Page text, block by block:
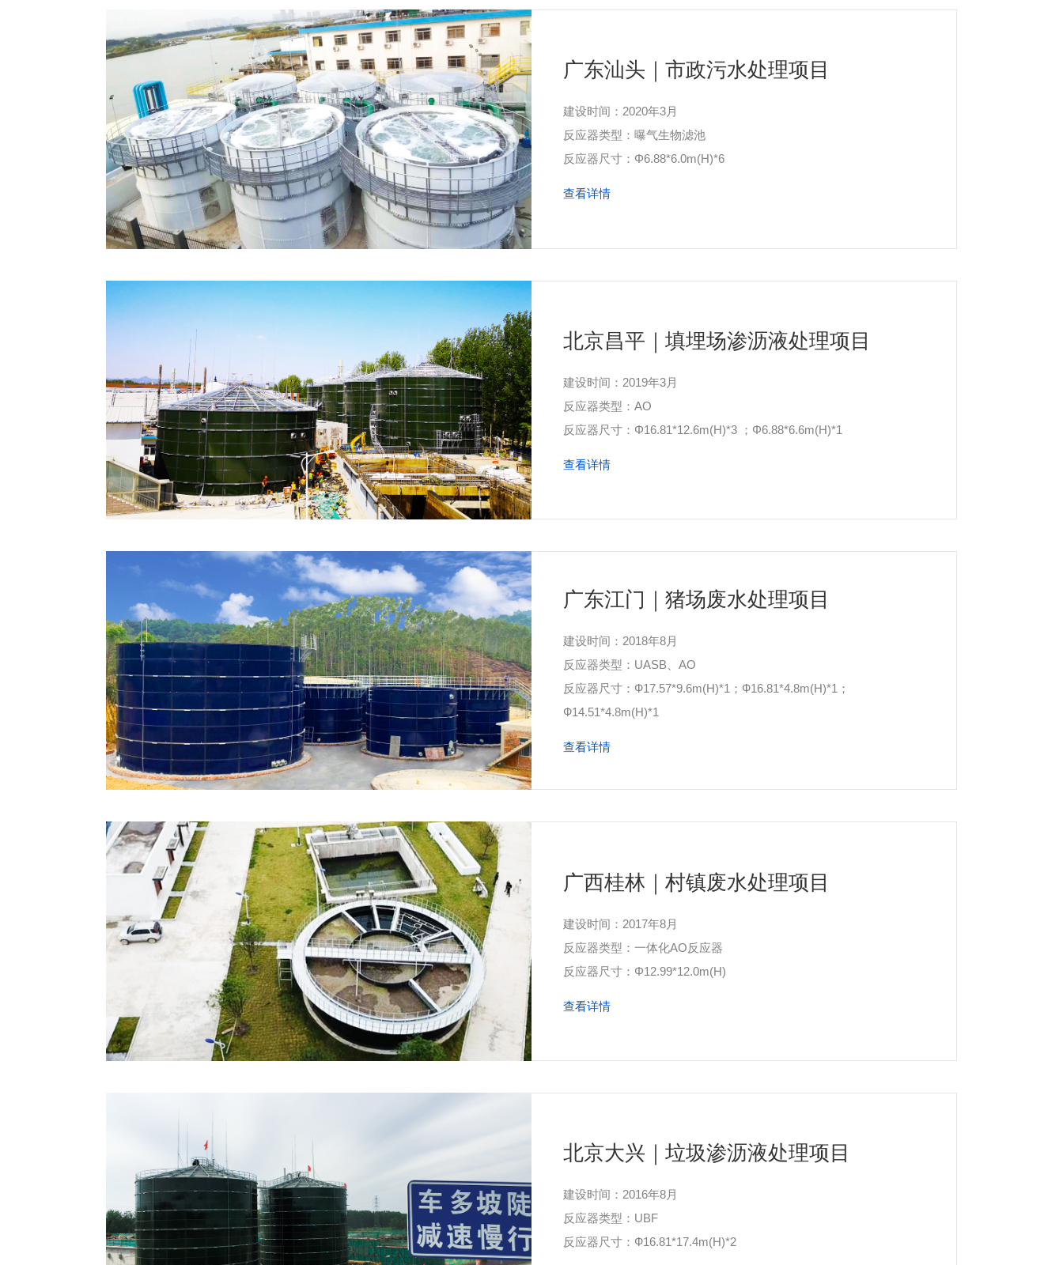
广东汕头｜市政污水处理项目
建设时间：2020年3月
反应器类型：曝气生物滤池
反应器尺寸：Φ6.88*6.0m(H)*6
查看详情
北京昌平｜填埋场渗沥液处理项目
建设时间：2019年3月
反应器类型：AO
反应器尺寸：Φ16.81*12.6m(H)*3 ；Φ6.88*6.6m(H)*1
查看详情
广东江门｜猪场废水处理项目
建设时间：2018年8月
反应器类型：UASB、AO
反应器尺寸：Ф17.57*9.6m(H)*1；Ф16.81*4.8m(H)*1；
Ф14.51*4.8m(H)*1
查看详情
广西桂林｜村镇废水处理项目
建设时间：2017年8月
反应器类型：一体化AO反应器
反应器尺寸：Φ12.99*12.0m(H)
查看详情
北京大兴｜垃圾渗沥液处理项目
建设时间：2016年8月
反应器类型：UBF
反应器尺寸：Ф16.81*17.4m(H)*2